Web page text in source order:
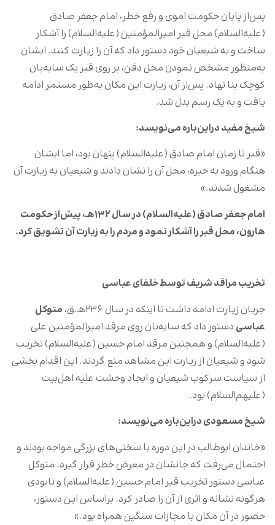
پس‌از پایان حکومت اموی و رفع خطر، امام جعفر صادق
(علیه‌السلام) محل قبر امیرالمؤمنین (علیه‌السلام) را آشکار
ساخت و به شیعیان خود دستور داد که آن را زیارت کنند. ایشان
به‌منظور مشخص نمودن محل دفن، بر روی قبر یک سا‌یه‌بان
کوچک بنا نهاد. پس‌از آن، زیارت این مکان به‌طور مستمر ادامه
یافت و به یک رسم بدل شد.
شیخ مفید دراین‌باره می‌نویسد:
«قبر تا زمان امام صادق (علیه‌السلام) پنهان بود، اما ایشان
هنگام ورود به حیره، محل آن را نشان دادند و شیعیان به زیارت آن
مشغول شدند.»
امام جعفر صادق (علیه‌السلام) در سال ۱۳۲هـ، پیش‌از حکومت
هارون، محل قبر را آشکار نمود و مردم را به زیارت آن تشویق کرد.
تخریب مراقد شریف توسط خلفای عباسی
جریان زیارت ادامه داشت تا اینکه در سال ۲۳۶هـ.ق،
متوکل
عباسی دستور داد که سایه‌بان روی مرقد امیرالمؤمنین علی
(علیه‌السلام) و همچنین مرقد امام حسین (علیه‌السلام) تخریب
شود و شیعیان از زیارت این مشاهد منع گردند. این اقدام بخشی
از سیاست سرکوب شیعیان و ایجاد وحشت علیه اهل‌بیت
(علیهم‌السلام) بود.
شیخ مسعودی دراین‌باره می‌نویسد:
«خاندان ابوطالب در این دوره با سختی‌های بزرگی مواجه بودند و
احتمال می‌رفت که جانشان در معرض خطر قرار گیرد. متوکل
عباسی دستور تخریب قبر امام حسین (علیه‌السلام) و نابودی
هرگونه نشانه و اثری از آن را صادر کرد. براساس این دستور،
حضور در آن مکان با مجازات سنگین همراه بود.»